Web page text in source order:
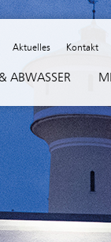
Aktuelles Kontakt
ABWASSER